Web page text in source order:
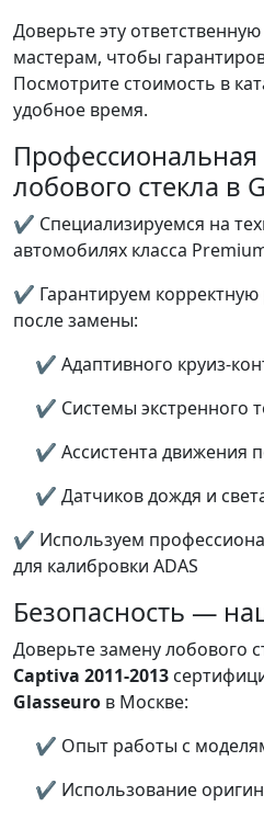
Доверьте эту
мастерам, чтобы
Посмотрите стоимость в
удобное время.
лобового стекла в
✔ Специализируемся на
автомобилях класса
✔ Гарантируем корректную
после замены:
✔ Адаптивного круиз-
✔ Системы экстренного
✔ Ассистента движения
✔ Датчиков дождя и
✔ Используем
для калибровки ADAS
Безопасность —
Доверьте замену лобового
Captiva 2011-2013
Glasseuro в Москве:
✔ Опыт работы с
✔ Использование